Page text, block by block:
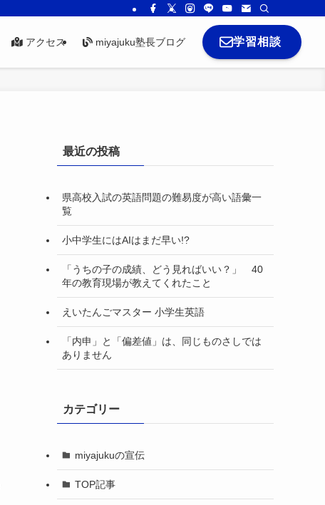
アクセス miyajuku塾長ブログ 学習相談
最近の投稿
県高校入試の英語問題の難易度が高い語彙一
覧
小中学生にはAIはまだ早い!?
「うちの子の成績、どう見ればいい？」 40
年の教育現場が教えてくれたこと
えいたんごマスター 小学生英語
「内申」と「偏差値」は、同じものさしでは
ありません
カテゴリー
miyajukuの宣伝
TOP記事